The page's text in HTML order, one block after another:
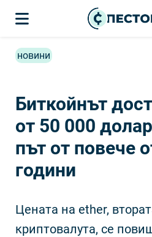
новини
Биткойнът
от 50 000
път от повече
години
Цената на ether,
криптовалута, се